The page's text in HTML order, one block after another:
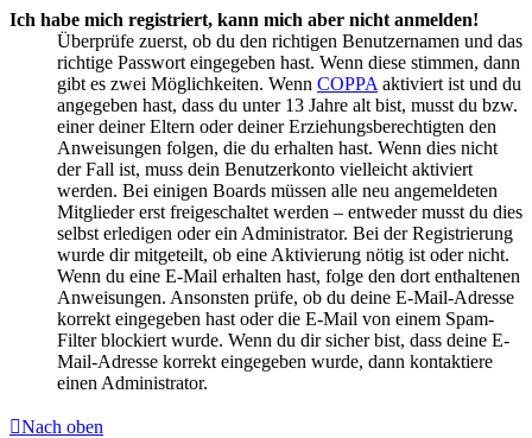
Ich habe mich registriert, kann mich aber nicht anmelden!
Überprüfe zuerst, ob du den richtigen Benutzernamen und das
richtige Passwort eingegeben hast. Wenn diese stimmen, dann
gibt es zwei Möglichkeiten. Wenn COPPA aktiviert ist und du
angegeben hast, dass du unter 13 Jahre alt bist, musst du bzw.
einer deiner Eltern oder deiner Erziehungsberechtigten den
Anweisungen folgen, die du erhalten hast. Wenn dies nicht
der Fall ist, muss dein Benutzerkonto vielleicht aktiviert
werden. Bei einigen Boards müssen alle neu angemeldeten
Mitglieder erst freigeschaltet werden – entweder musst du dies
selbst erledigen oder ein Administrator. Bei der Registrierung
wurde dir mitgeteilt, ob eine Aktivierung nötig ist oder nicht.
Wenn du eine E-Mail erhalten hast, folge den dort enthaltenen
Anweisungen. Ansonsten prüfe, ob du deine E-Mail-Adresse
korrekt eingegeben hast oder die E-Mail von einem Spam-
Filter blockiert wurde. Wenn du dir sicher bist, dass deine E-
Mail-Adresse korrekt eingegeben wurde, dann kontaktiere
einen Administrator.
Nach oben